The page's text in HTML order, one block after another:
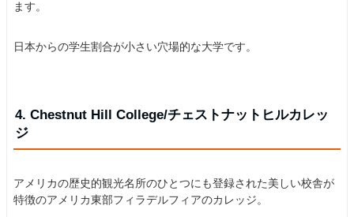
ます。
日本からの学生割合が小さい穴場的な大学です。
4. Chestnut Hill College/チェストナットヒルカレッ
ジ
アメリカの歴史的観光名所のひとつにも登録された美しい校舎が
特徴のアメリカ東部フィラデルフィアのカレッジ。